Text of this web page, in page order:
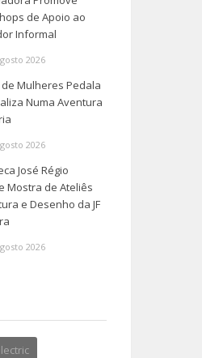
de Apoio ao
Informal
2026
Mulheres Pedala
Numa Aventura
2026
José Régio
Mostra de Ateliês
e Desenho da JF
2026